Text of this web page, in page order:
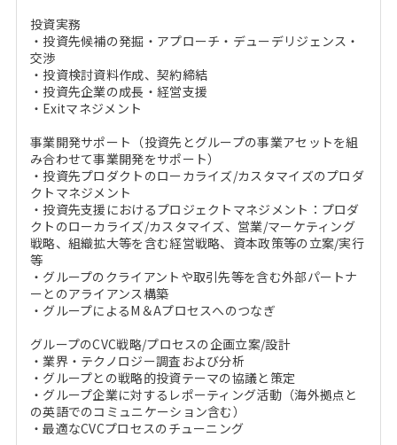
投資実務
・投資先候補の発掘・アプローチ・デューデリジェンス・
交渉
・投資検討資料作成、契約締結
・投資先企業の成長・経営支援
・Exitマネジメント
事業開発サポート（投資先とグループの事業アセットを組
み合わせて事業開発をサポート）
・投資先プロダクトのローカライズ/カスタマイズのプロダ
クトマネジメント
・投資先支援におけるプロジェクトマネジメント：プロダ
クトのローカライズ/カスタマイズ、営業/マーケティング
戦略、組織拡大等を含む経営戦略、資本政策等の立案/実行
等
・グループのクライアントや取引先等を含む外部パートナ
ーとのアライアンス構築
・グループによるM＆Aプロセスへのつなぎ
グループのCVC戦略/プロセスの企画立案/設計
・業界・テクノロジー調査および分析
・グループとの戦略的投資テーマの協議と策定
・グループ企業に対するレポーティング活動（海外拠点と
の英語でのコミュニケーション含む）
・最適なCVCプロセスのチューニング